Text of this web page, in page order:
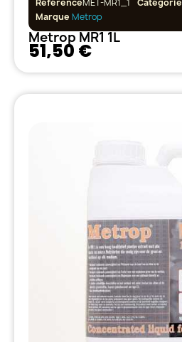
Marque Metrop
Metrop MR1 1L
51,50 €